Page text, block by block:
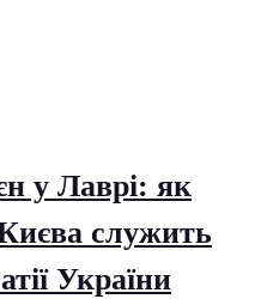
у Лаврі: як
служить
України